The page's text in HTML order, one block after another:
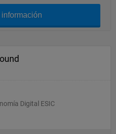
Digital ESIC